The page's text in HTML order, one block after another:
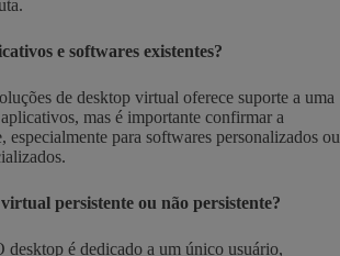
e softwares existentes?
de desktop virtual oferece suporte a uma
mas é importante confirmar a
especialmente para softwares personalizados ou
persistente ou não persistente?
desktop é dedicado a um único usuário,